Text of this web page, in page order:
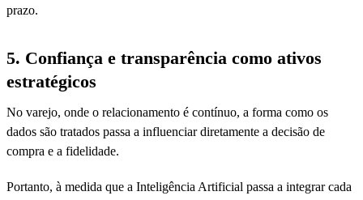
prazo.
5. Confiança e transparência como ativos
estratégicos
No varejo, onde o relacionamento é contínuo, a forma como os
dados são tratados passa a influenciar diretamente a decisão de
compra e a fidelidade.
Portanto, à medida que a Inteligência Artificial passa a integrar cada